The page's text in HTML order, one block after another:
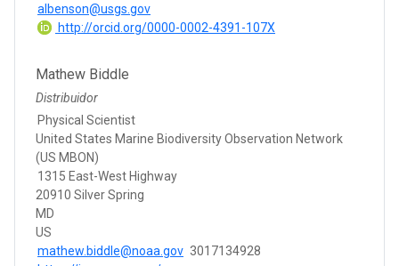
albenson@usgs.gov
http://orcid.org/0000-0002-4391-107X
Mathew Biddle
Distribuidor
Physical Scientist
United States Marine Biodiversity Observation Network
(US MBON)
1315 East-West Highway
20910 Silver Spring
MD
US
mathew.biddle@noaa.gov 3017134928